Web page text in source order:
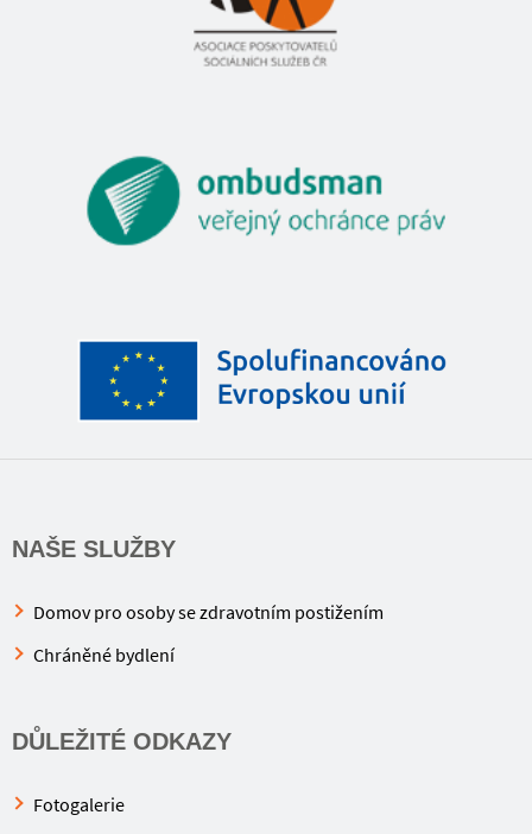
NAŠE SLUŽBY
Domov pro osoby se zdravotním postižením
Chráněné bydlení
DŮLEŽITÉ ODKAZY
Fotogalerie